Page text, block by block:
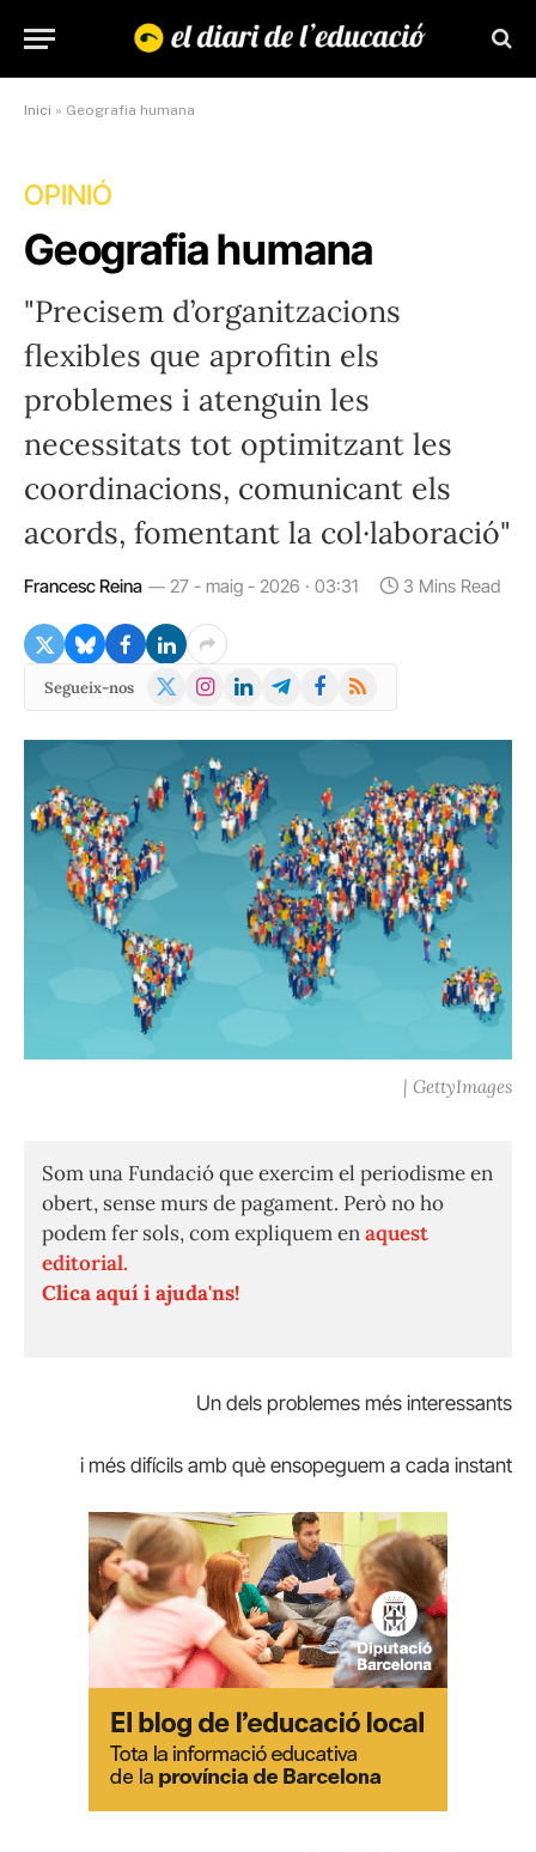
Inici » Geografia humana
OPINIÓ
Geografia humana
"Precisem d’organitzacions
flexibles que aprofitin els
problemes i atenguin les
necessitats tot optimitzant les
coordinacions, comunicant els
acords, fomentant la col·laboració"
Francesc Reina 27 - maig - 2026 · 03:31 3 Mins Read
Segueix-nos
X
Instagram
LinkedInTelegramFacebook
RSS
| GettyImages
Som una Fundació que exercim el periodisme en
obert, sense murs de pagament. Però no ho
podem fer sols, com expliquem enaquest
editorial.
Clica aquí i ajuda'ns!
Un dels problemes més interessants
i més difícils amb què ensopeguem a cada instant